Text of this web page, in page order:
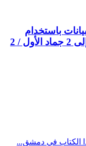
باستخدام
حزمة SPSS ه، 28 ربيع الثاني إلى 2 جماد الأول / 2
الكتاب في دمشق...